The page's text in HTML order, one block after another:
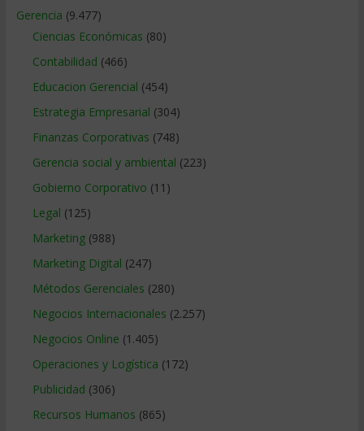
Gerencia (9.477)
Ciencias Económicas (80)
Contabilidad (466)
Educacion Gerencial (454)
Estrategia Empresarial (304)
Finanzas Corporativas (748)
Gerencia social y ambiental (223)
Gobierno Corporativo (11)
Legal (125)
Marketing(988)
Marketing Digital (247)
Métodos Gerenciales (280)
Negocios Internacionales (2.257)
Negocios Online (1.405)
Operaciones y Logística (172)
Publicidad (306)
Recursos Humanos (865)